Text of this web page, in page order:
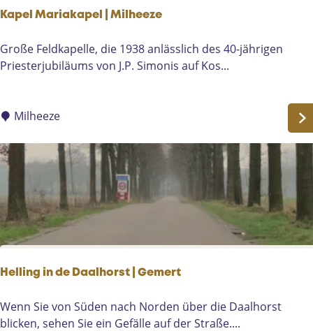
s
H
o
e
B
a
l
Kapel Mariakapel | Milheeze
K
a
l
a
r
a
k
a
p
e
|
M
Große Feldkapelle, die 1938 anlässlich des 40-jährigen
Priesterjubiläums von J.P. Simonis auf Kos...
Milheeze
Helling in de Daalhorst | Gemert
H
e
Wenn Sie von Süden nach Norden über die Daalhorst
blicken, sehen Sie ein Gefälle auf der Straße....